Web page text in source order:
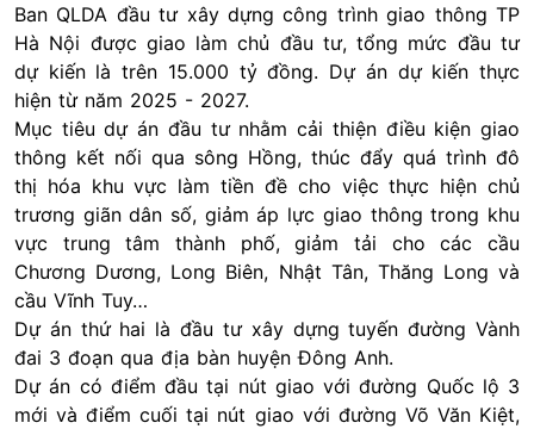
Ban QLDA đầu tư xây dựng công trình giao thông TP
Hà Nội được giao làm chủ đầu tư, tổng mức đầu tư
dự kiến là trên 15.000 tỷ đồng. Dự án dự kiến thực
hiện từ năm 2025 - 2027.
Mục tiêu dự án đầu tư nhằm cải thiện điều kiện giao
thông kết nối qua sông Hồng, thúc đẩy quá trình đô
thị hóa khu vực làm tiền đề cho việc thực hiện chủ
trương giãn dân số, giảm áp lực giao thông trong khu
vực trung tâm thành phố, giảm tải cho các cầu
Chương Dương, Long Biên, Nhật Tân, Thăng Long và
cầu Vĩnh Tuy…
Dự án thứ hai là đầu tư xây dựng tuyến đường Vành
đai 3 đoạn qua địa bàn huyện Đông Anh.
Dự án có điểm đầu tại nút giao với đường Quốc lộ 3
mới và điểm cuối tại nút giao với đường Võ Văn Kiệt,